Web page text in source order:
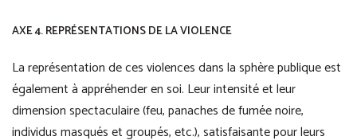
AXE 4. REPRÉSENTATIONS DE LA VIOLENCE
La représentation de ces violences dans la sphère publique est
également à appréhender en soi. Leur intensité et leur
dimension spectaculaire (feu, panaches de fumée noire,
individus masqués et groupés, etc.), satisfaisante pour leurs